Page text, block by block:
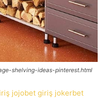
shelving-ideas-pinterest.html
jojobet giriş jokerbet